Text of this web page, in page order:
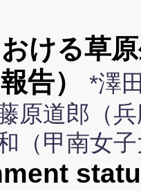
ける草
告）
*澤
原道郎（
（甲南女